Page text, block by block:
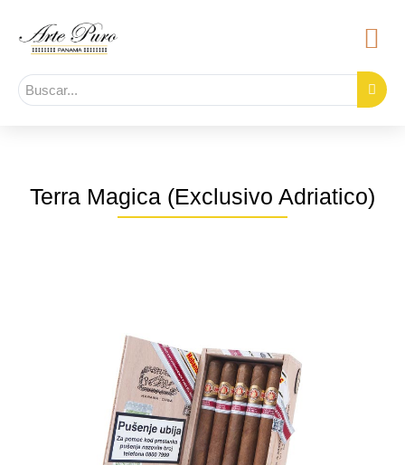
Terra Magica (Exclusivo Adriatico)